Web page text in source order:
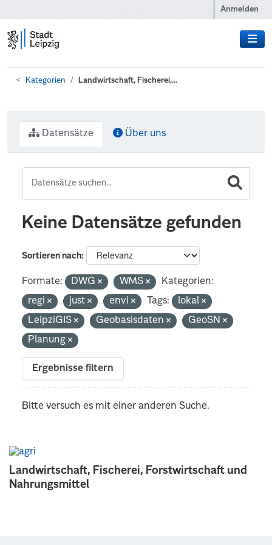
Anmelden
Kategorien Landwirtschaft, Fischerei,...
Landwirtschaft, Fischerei, Forstwirtschaft und
Nahrungsmittel
Datensätze Über uns
Keine Datensätze gefunden
Sortieren nach
Formate: DWG WMS
Kategorien:
regi
just envi Tags:
lokal
LeipziGIS
Geobasisdaten
GeoSN
Planung
Ergebnisse filtern
Bitte versuch es mit einer anderen Suche.